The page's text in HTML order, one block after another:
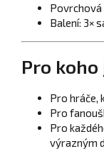
Povrchová
Balení: 3×
Pro
Pro hráče,
Pro
Pro
výrazným